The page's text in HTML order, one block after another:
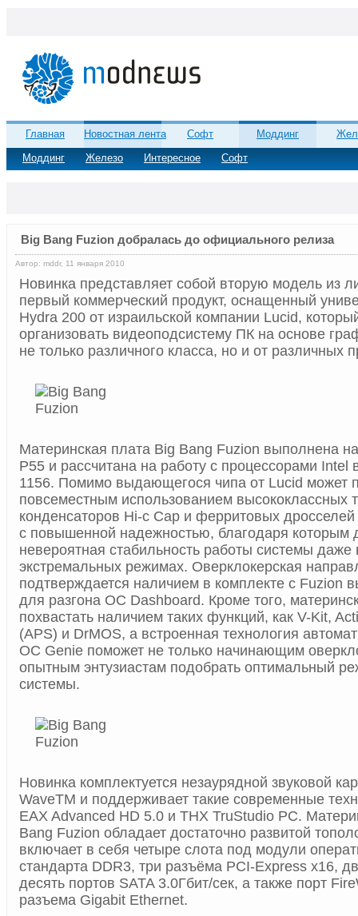
Главная
Новостная лента
Моддинг
Железо Интересное Софт
Софт Моддинг
Big Bang Fuzion добралась до официального релиза
Автор: mddr, 11 января 2010
Новинка представляет собой вторую модель из
первый коммерческий продукт, оснащенный
Hydra 200 от израильской компании Lucid,
организовать видеоподсистему ПК на основе
не только различного класса, но и от различных
Материнская плата Big Bang Fuzion выполнена
P55 и рассчитана на работу с процессорами Intel
1156. Помимо выдающегося чипа от Lucid может
повсеместным использованием высококлассных
конденсаторов Hi-c Cap и ферритовых
с повышенной надежностью, благодаря которым
невероятная стабильность работы системы
экстремальных режимах. Оверклокерская
подтверждается наличием в комплекте с Fuzion
для разгона OC Dashboard. Кроме того,
похвастать наличием таких функций, как V-Kit,
(APS) и DrMOS, а встроенная технология
OC Genie поможет не только начинающим
опытным энтузиастам подобрать оптимальный
системы.
Новинка комплектуется незаурядной звуковой
WaveTM и поддерживает такие современные
EAX Advanced HD 5.0 и THX TruStudio PC.
Bang Fuzion обладает достаточно развитой
включает в себя четыре слота под модули
стандарта DDR3, три разъёма PCI-Express x16,
десять портов SATA 3.0Гбит/сек, а также порт
разъема Gigabit Ethernet.